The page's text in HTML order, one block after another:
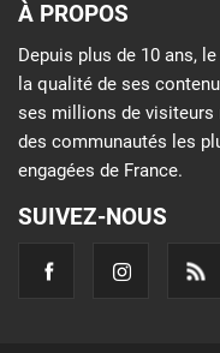
À PROPOS
Depuis plus de 10 ans,
la qualité de ses
ses millions de visiteurs
des communautés les
engagées de France.
SUIVEZ-NOUS